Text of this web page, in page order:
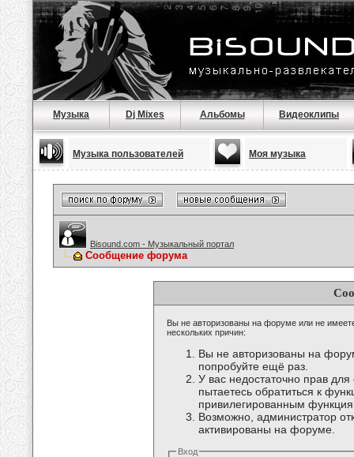
Музыка Dj Mixes Альбомы Видеоклипы
Музыка пользователей Моя музыка
Bisound.com - Музыкальный портал
Сообщение форума
Вы не авторизованы на форуме или не
нескольких причин:
Вы не авторизованы на
попробуйте ещё раз.
У вас недостаточно прав
пытаетесь обратиться к
привилегированным
Возможно, администратор
активированы на форуме.
Вход